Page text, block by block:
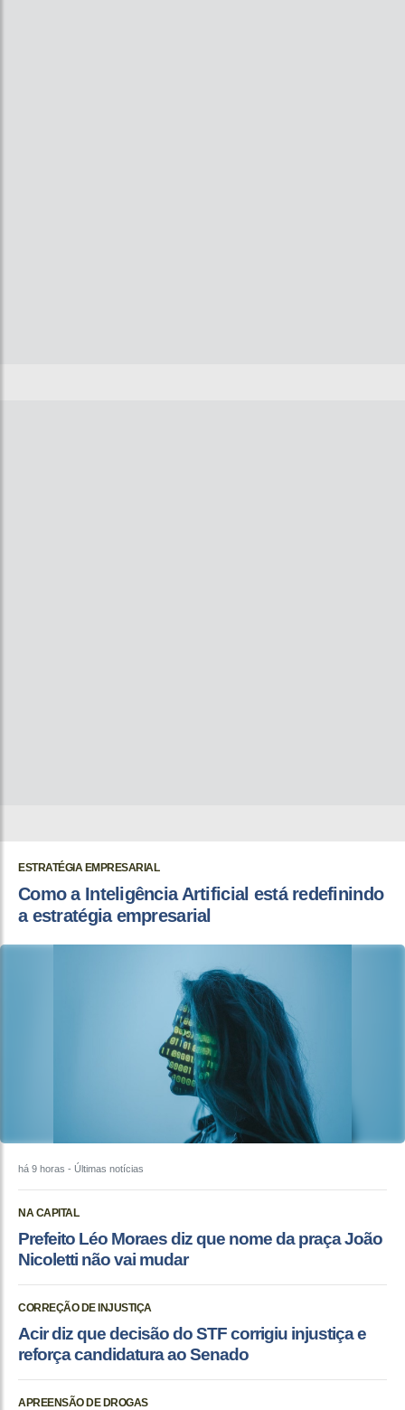
ESTRATÉGIA EMPRESARIAL
Como a Inteligência Artificial está redefinindo
a estratégia empresarial
há 9 horas - Últimas notícias
NA CAPITAL
Prefeito Léo Moraes diz que nome da praça João
Nicoletti não vai mudar
CORREÇÃO DE INJUSTIÇA
Acir diz que decisão do STF corrigiu injustiça e
reforça candidatura ao Senado
APREENSÃO DE DROGAS